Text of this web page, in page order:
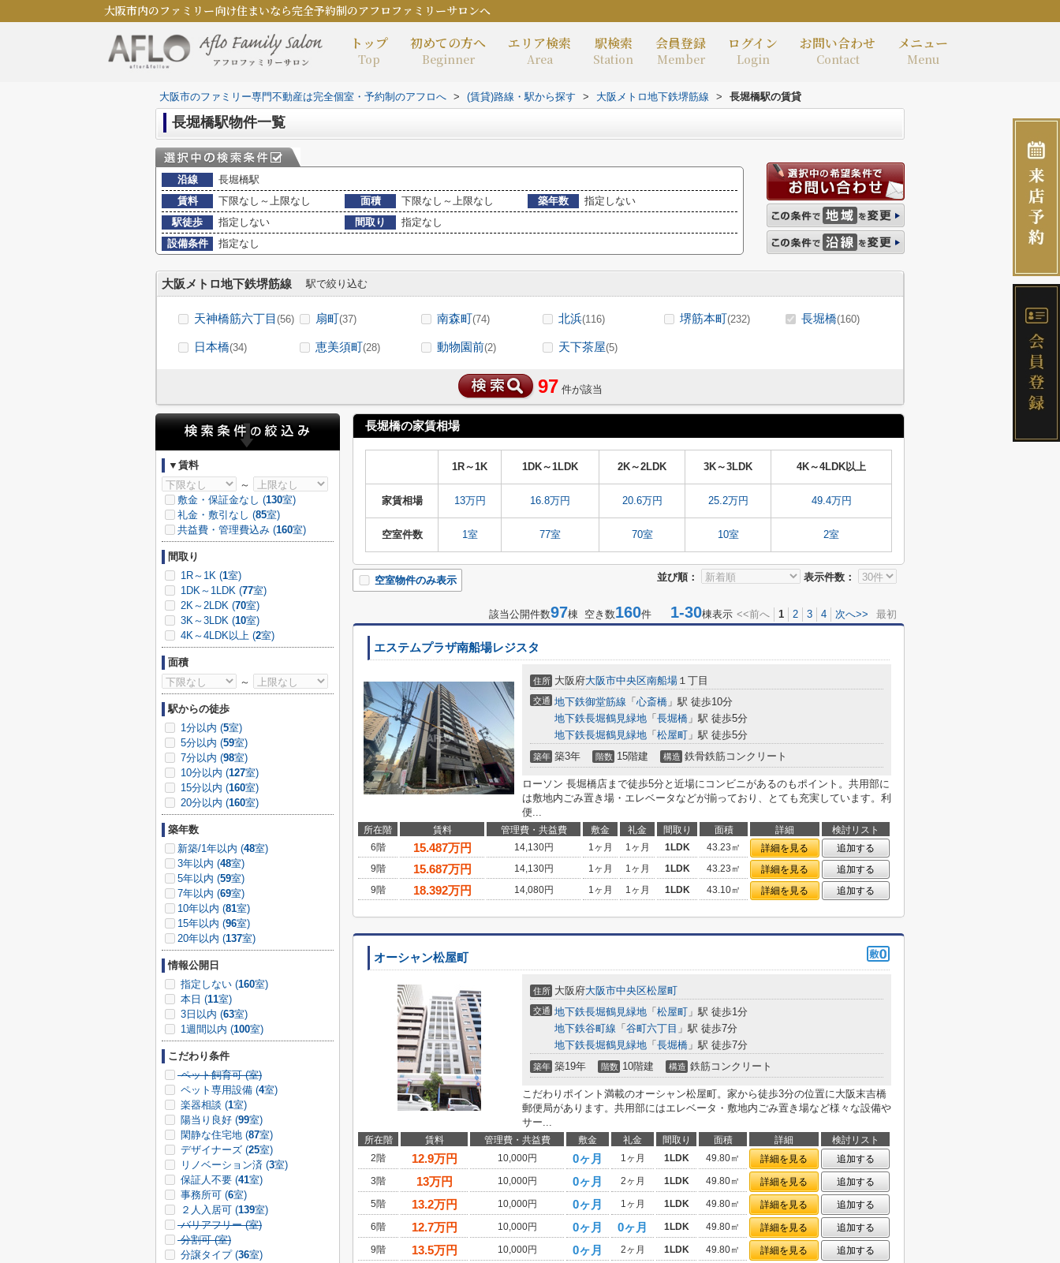
大阪市内のファミリー向け住まいなら完全予約制のアフロファミリーサロンへ
トップ
Top
初めての方へ
Beginner
エリア検索
Area
駅検索
Station
会員登録
Member
ログイン
Login
お問い合わせ
Contact
メニュー
Menu
大阪市のファミリー専門不動産は完全個室・予約制のアフロへ > (賃貸)路線・駅から探す > 大阪メトロ地下鉄堺筋線 > 長堀橋駅の賃貸
長堀橋駅物件一覧
沿線
長堀橋駅
賃料
下限なし～上限なし 面積 下限なし～上限なし 築年数
指定しない
駅徒歩
指定しない 間取り
指定なし
設備条件
指定なし
大阪メトロ地下鉄堺筋線 駅で絞り込む
天神橋筋六丁目 (56) 扇町(37) 南森町(74) 北浜(116) 堺筋本町(232) 長堀橋(160)
日本橋(34) 恵美須町(28) 動物園前(2) 天下茶屋(5)
97 件が該当
長堀橋の家賃相場
1R～1K 1DK～1LDK 2K～2LDK 3K～3LDK 4K～4LDK以上
家賃相場 13万円 16.8万円 20.6万円 25.2万円 49.4万円
空室件数 1室 77室 70室 10室 2室
並び順： 表示件数：
空室物件のみ表示
該当公開件数97棟 空き数160件 1-30棟表示 <<前へ 1 2 3 4 次へ>> 最初
エステムプラザ南船場レジスタ
住所 大阪府大阪市中央区南船場 １丁目
交通 地下鉄御堂筋線 「 心斎橋 」駅 徒歩10分
地下鉄長堀鶴見緑地 「 長堀橋 」駅 徒歩5分
地下鉄長堀鶴見緑地 「 松屋町 」駅 徒歩5分
築年 築3年 階数 15階建 構造 鉄骨鉄筋コンクリート
ローソン 長堀橋店まで徒歩5分と近場にコンビニがあるのもポイント。共用部に
は敷地内ごみ置き場・エレベータなどが揃っており、とても充実しています。利
便...
所在階 賃料 管理費・共益費 敷金 礼金 間取り 面積 詳細
検討リスト
6階
15.487万円 14,130円 1ヶ月 1ヶ月 1LDK 43.23㎡ 詳細を見る
追加する
9階
15.687万円 14,130円 1ヶ月 1ヶ月 1LDK 43.23㎡ 詳細を見る
追加する
9階
18.392万円 14,080円 1ヶ月 1ヶ月 1LDK 43.10㎡ 詳細を見る 追加する
オーシャン松屋町
住所 大阪府大阪市中央区松屋町
交通 地下鉄長堀鶴見緑地 「 松屋町 」駅 徒歩1分
地下鉄谷町線 「 谷町六丁目 」駅 徒歩7分
地下鉄長堀鶴見緑地 「 長堀橋 」駅 徒歩7分
築年 築19年 階数 10階建 構造 鉄筋コンクリート
こだわりポイント満載のオーシャン松屋町。家から徒歩3分の位置に大阪末吉橋
郵便局があります。共用部にはエレベータ・敷地内ごみ置き場など様々な設備や
サー...
所在階 賃料 管理費・共益費 敷金 礼金 間取り 面積 詳細
検討リスト
2階
12.9万円 10,000円 0ヶ月 1ヶ月 1LDK 49.80㎡ 詳細を見る
追加する
3階
13万円 10,000円 0ヶ月 2ヶ月 1LDK 49.80㎡ 詳細を見る
追加する
5階
13.2万円 10,000円 0ヶ月 1ヶ月 1LDK 49.80㎡ 詳細を見る
追加する
6階
12.7万円 10,000円 0ヶ月 0ヶ月 1LDK 49.80㎡ 詳細を見る
追加する
9階
13.5万円 10,000円 0ヶ月 2ヶ月 1LDK 49.80㎡ 詳細を見る 追加する
▼賃料
～
敷金・保証金なし (130室)
礼金・敷引なし (85室)
共益費・管理費込み (160室)
間取り
1R～1K (1室)
1DK～1LDK (77室)
2K～2LDK (70室)
3K～3LDK (10室)
4K～4LDK以上 (2室)
面積
～
駅からの徒歩
1分以内 (5室)
5分以内 (59室)
7分以内 (98室)
10分以内 (127室)
15分以内 (160室)
20分以内 (160室)
築年数
新築/1年以内 (48室)
3年以内 (48室)
5年以内 (59室)
7年以内 (69室)
10年以内 (81室)
15年以内 (96室)
20年以内 (137室)
情報公開日
指定しない (160室)
本日 (11室)
3日以内 (63室)
1週間以内 (100室)
こだわり条件
ペット飼育可 (室)
ペット専用設備 (4室)
楽器相談 (1室)
陽当り良好 (99室)
閑静な住宅地 (87室)
デザイナーズ (25室)
リノベーション済 (3室)
保証人不要 (41室)
事務所可 (6室)
２人入居可 (139室)
バリアフリー (室)
分割可 (室)
分譲タイプ (36室)